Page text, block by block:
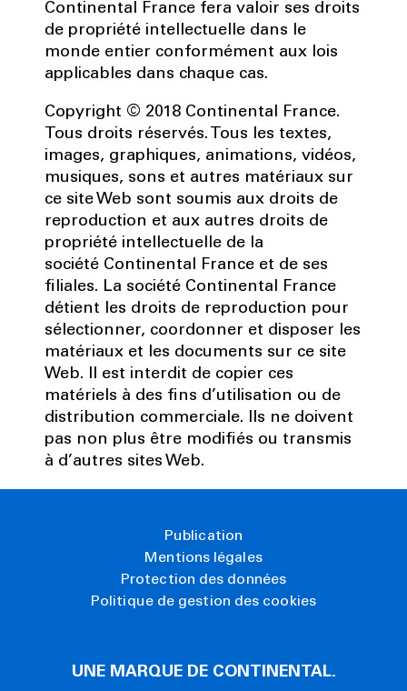
Continental France fera valoir ses droits
de propriété intellectuelle dans le
monde entier conformément aux lois
applicables dans chaque cas.
Copyright © 2018 Continental France.
Tous droits réservés. Tous les textes,
images, graphiques, animations, vidéos,
musiques, sons et autres matériaux sur
ce site Web sont soumis aux droits de
reproduction et aux autres droits de
propriété intellectuelle de la
société Continental France et de ses
filiales. La société Continental France
détient les droits de reproduction pour
sélectionner, coordonner et disposer les
matériaux et les documents sur ce site
Web. Il est interdit de copier ces
matériels à des fins d’utilisation ou de
distribution commerciale. Ils ne doivent
pas non plus être modifiés ou transmis
à d’autres sites Web.
Publication
Mentions légales
Protection des données
Politique de gestion des cookies
UNE MARQUE DE CONTINENTAL.